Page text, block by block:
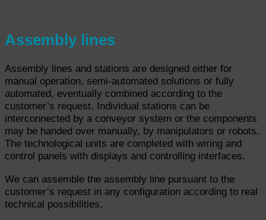
Assembly lines
Assembly lines and stations are designed either for
manual operation, semi-automated solutions or fully
automated, eventually combined according to the
customer’s request. Individual stations can be
interconnected by a conveyor system or the components
may be handed over manually, by manipulators or robots.
The technological units are completed with wiring and
control panels with displays and controlling interfaces.
We can assemble the assembly line pursuant to the
customer’s request in any configuration according to real
technical possibilities.